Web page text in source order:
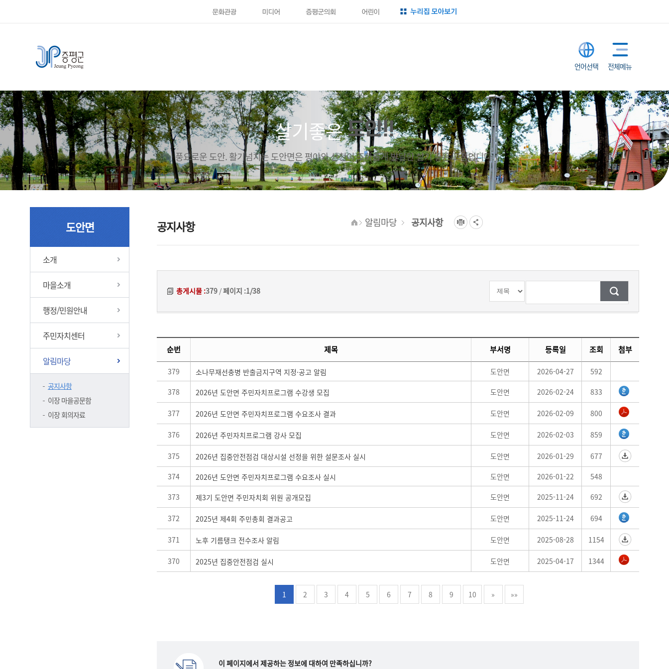
문화관광 미디어 증평군의회 어린이 누리집 모아보기
언어선택 전체메뉴
살기좋은도안!!
풍요로운 도안. 활기넘치는 도안면은 평야와 산천이 조화롭게 발달한 살기 좋은 고장입니다.
도안면
소개
마을소개
행정/민원안내
주민자치센터
알림마당
공지사항
이장 마을공문함
이장 회의자료
공지사항 알림마당 공지사항
총게시물 :379 /페이지 :1/38
검색조건 검색어
[도안면]공지사항 게시글 목록에 대하여 게시글의 순번과 제목, 부서명, 등록일, 조회, 첨부파일 정보를 제공합니다.
순번 제목 부서명 등록일 조회 첨부
379 소나무재선충병 반출금지구역 지정·공고 알림 도안면 2026-04-27 592
378 2026년 도안면 주민자치프로그램 수강생 모집 도안면 2026-02-24 833
377 2026년 도안면 주민자치프로그램 수요조사 결과 도안면 2026-02-09 800
376 2026년 주민자치프로그램 강사 모집 도안면 2026-02-03 859
375 2026년 집중안전점검 대상시설 선정을 위한 설문조사 실시 도안면 2026-01-29 677
374 2026년 도안면 주민자치프로그램 수요조사 실시 도안면 2026-01-22 548
373 제3기 도안면 주민자치회 위원 공개모집 도안면 2025-11-24 692
372 2025년 제4회 주민총회 결과공고 도안면 2025-11-24 694
371 노후 기름탱크 전수조사 알림 도안면 2025-08-28 1154
370 2025년 집중안전점검 실시 도안면 2025-04-17 1344
1 2 3 4 5 6 7 8 9 10 » »»
이 페이지에서 제공하는 정보에 대하여 만족하십니까?